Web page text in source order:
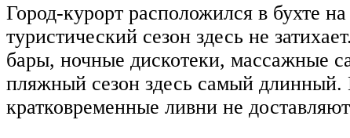
Город-курорт расположился в бухте
туристический сезон здесь не
бары, ночные дискотеки, массажные
пляжный сезон здесь самый длинный.
кратковременные ливни не